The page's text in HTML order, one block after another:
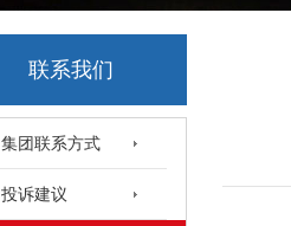
联系我们
集团联系方式
投诉建议